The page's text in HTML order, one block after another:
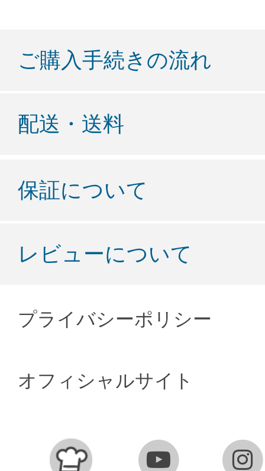
ご購入手続きの流れ
配送・送料
保証について
レビューについて
プライバシーポリシー
オフィシャルサイト